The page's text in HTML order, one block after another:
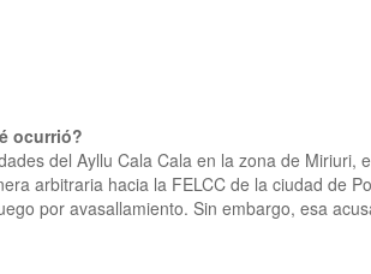
ocurrió?
del Ayllu Cala Cala en la zona de
arbitraria hacia la FELCC de la ciudad de
por avasallamiento. Sin embargo, esa